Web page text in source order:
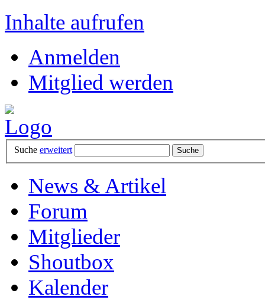
Inhalte aufrufen
Anmelden
Mitglied werden
Suche erweitert
News & Artikel
Forum
Mitglieder
Shoutbox
Kalender